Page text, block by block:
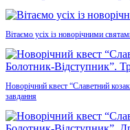
Вітаємо усіх із новорічними
Новорічний квест “Славетний
завдання